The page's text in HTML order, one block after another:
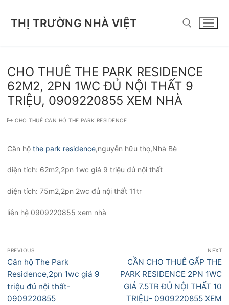
THỊ TRƯỜNG NHÀ VIỆT
CHO THUÊ THE PARK RESIDENCE
62M2, 2PN 1WC ĐỦ NỘI THẤT 9
TRIỆU, 0909220855 XEM NHÀ
CHO THUÊ CĂN HỘ THE PARK RESIDENCE
Căn hộ the park residence,nguyễn hữu thọ,Nhà Bè
diện tích: 62m2,2pn 1wc giá 9 triệu đủ nội thất
diện tích: 75m2,2pn 2wc đủ nội thất 11tr
liên hệ 0909220855 xem nhà
Điều
hướng
bài
viết
PREVIOUS
Previous
post:
Căn hộ The Park
Residence,2pn 1wc giá 9
triệu đủ nội thất-
0909220855
NEXT
Next
post:
CẦN CHO THUÊ GẤP THE
PARK RESIDENCE 2PN 1WC
GIÁ 7.5TR ĐỦ NỘI THẤT 10
TRIỆU- 0909220855 XEM